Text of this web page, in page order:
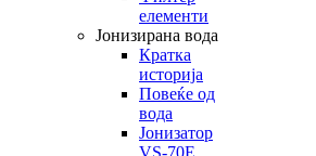
елементи
Јонизирана вода
Кратка
историја
Повеќе од
вода
Јонизатор